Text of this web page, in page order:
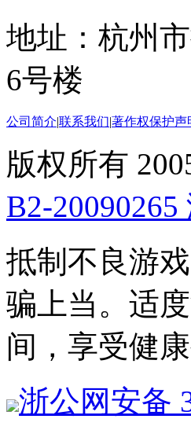
地址：杭州
6号楼
公司简介|联系我们|著作权保护声
版权所有
B2-20090265
抵制不良游
骗上当。适
间，享受健
浙公网安备